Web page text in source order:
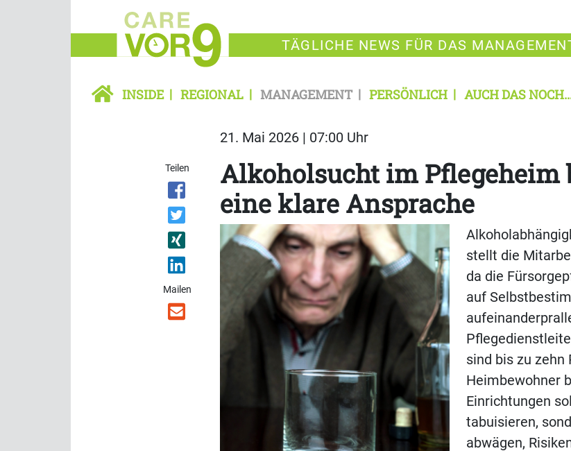
TÄGLICHE NEWS FÜR DAS
INSIDE REGIONAL MANAGEMENT PERSÖNLICH AUCH DAS
21. Mai 2026 | 07:00 Uhr
Teilen
Mailen
Alkoholsucht im Pflegeheim
eine klare Ansprache
stellt die
da die
auf
sind bis zu zehn
Heimbewohner
Einrichtungen
tabuisieren,
abwägen,